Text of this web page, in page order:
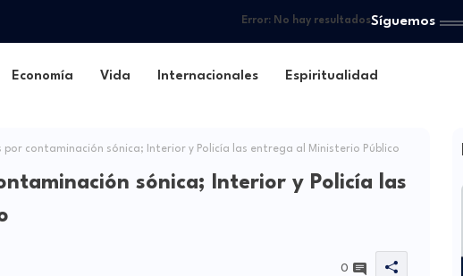
Error:No hay resultadosSíguemos
Economía Vida Internacionales Espiritualidad
por contaminación sónica; Interior y Policía las entrega al Ministerio Público
sónica; Interior y Policía las
0